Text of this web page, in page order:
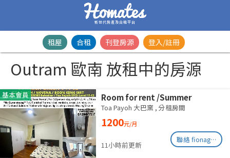
新世代房產及合租平台
租屋 合租 刊登房源 登入/註冊
Outram 歐南 放租中的房源
基本會員
Room for rent /Summer
Green/Common room/1
pax/Available Immediately
Toa Payoh 大巴窯 , 分租房間
1200元/月
11小時前更新
聯絡 fionag@transinex.com.sg